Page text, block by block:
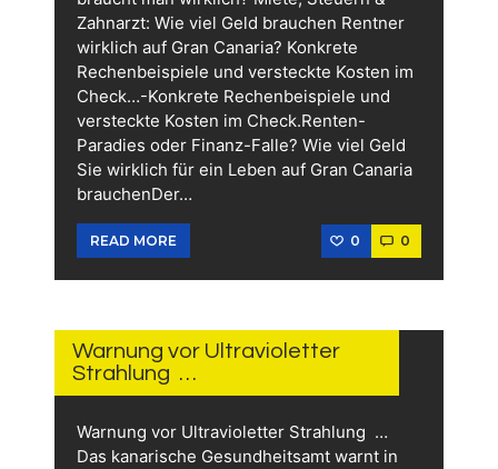
Zahnarzt: Wie viel Geld brauchen Rentner
wirklich auf Gran Canaria? Konkrete
Rechenbeispiele und versteckte Kosten im
Check…-Konkrete Rechenbeispiele und
versteckte Kosten im Check.Renten-
Paradies oder Finanz-Falle? Wie viel Geld
Sie wirklich für ein Leben auf Gran Canaria
brauchenDer…
READ MORE 0 0
Warnung vor Ultravioletter
Strahlung …
Warnung vor Ultravioletter Strahlung …
Das kanarische Gesundheitsamt warnt in